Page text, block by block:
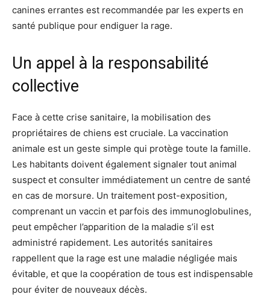
canines errantes est recommandée par les experts en
santé publique pour endiguer la rage.
Un appel à la responsabilité
collective
Face à cette crise sanitaire, la mobilisation des
propriétaires de chiens est cruciale. La vaccination
animale est un geste simple qui protège toute la famille.
Les habitants doivent également signaler tout animal
suspect et consulter immédiatement un centre de santé
en cas de morsure. Un traitement post-exposition,
comprenant un vaccin et parfois des immunoglobulines,
peut empêcher l’apparition de la maladie s’il est
administré rapidement. Les autorités sanitaires
rappellent que la rage est une maladie négligée mais
évitable, et que la coopération de tous est indispensable
pour éviter de nouveaux décès.